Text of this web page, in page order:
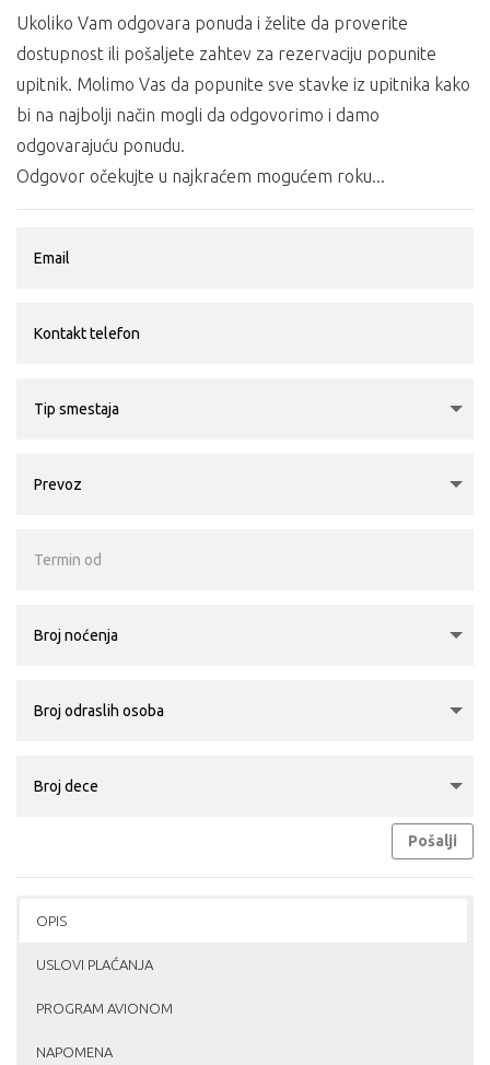
Ukoliko Vam odgovara ponuda i želite da proverite
dostupnost ili pošaljete zahtev za rezervaciju popunite
upitnik. Molimo Vas da popunite sve stavke iz upitnika kako
bi na najbolji način mogli da odgovorimo i damo
odgovarajuću ponudu.
Odgovor očekujte u najkraćem mogućem roku...
Pošalji
OPIS
USLOVI PLAĆANJA
PROGRAM AVIONOM
NAPOMENA